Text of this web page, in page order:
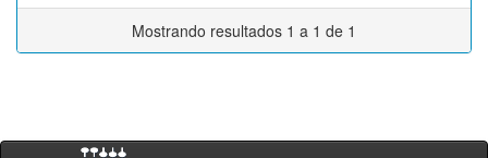
Mostrando resultados 1 a 1 de 1